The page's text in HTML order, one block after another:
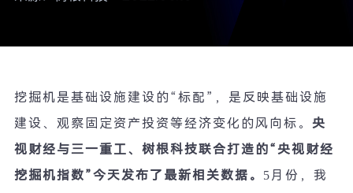
挖掘机是基础设施建设的 “标配 ” ，是反映基础设施
建设、观察固定资产投资等经济变化的风向标。 央
视财经与三一重工、树根科技联合打造的“央视财经
挖掘机指数”今天发布了最新相关数据。 5月份，我